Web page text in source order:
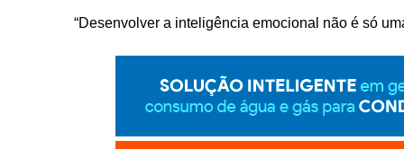
“Desenvolver a inteligência emocional não é só